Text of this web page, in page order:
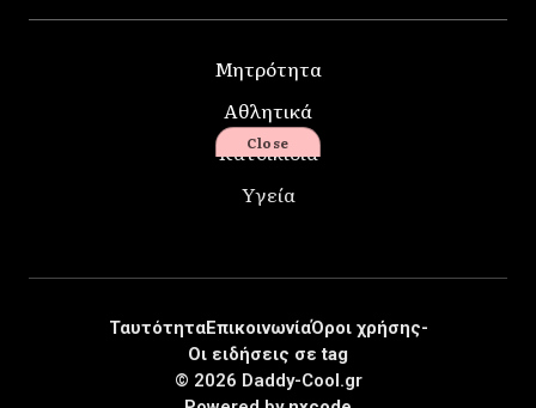
Μητρότητα
Αθλητικά
Κατοικίδια
Υγεία
© 2026 Daddy-Cool.gr
ΤαυτότηταΕπικοινωνίαΌροι χρήσης-
Οι ειδήσεις σε tag
Close